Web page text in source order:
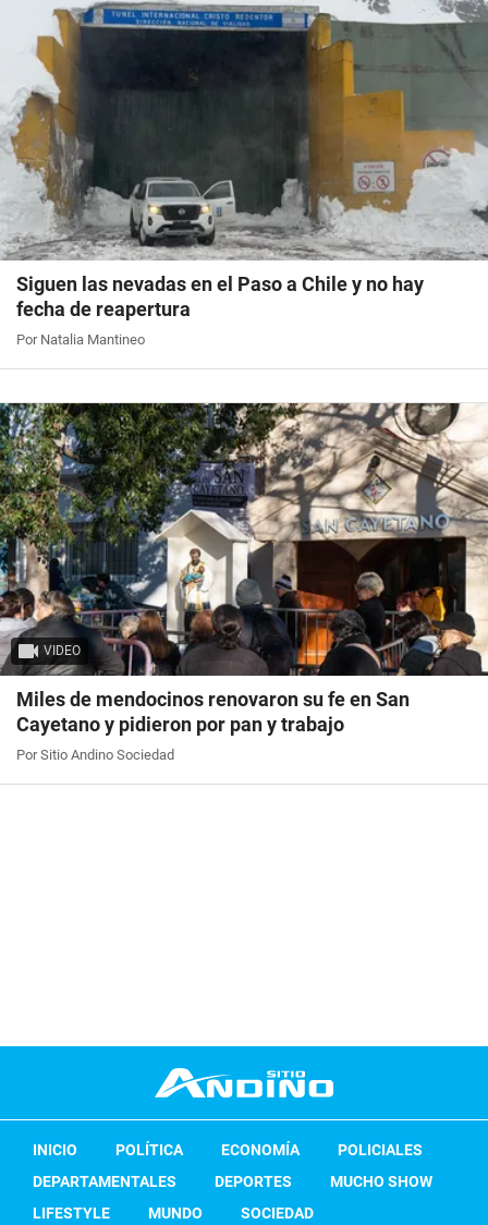
Siguen las nevadas en el Paso a Chile y no hay
fecha de reapertura
Por Natalia Mantineo
VIDEO
Miles de mendocinos renovaron su fe en San
Cayetano y pidieron por pan y trabajo
Por Sitio Andino Sociedad
INICIO POLÍTICA ECONOMÍA
POLICIALES
DEPARTAMENTALES
DEPORTES
MUCHO SHOW
LIFESTYLE
MUNDO SOCIEDAD